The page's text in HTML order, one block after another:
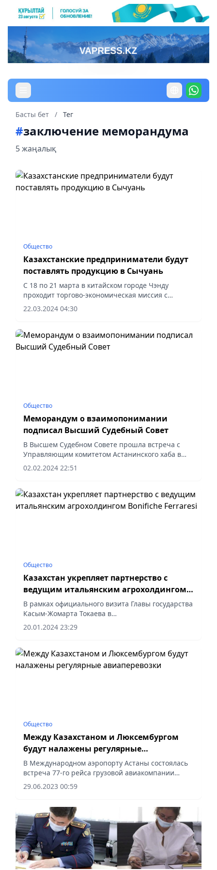
Басты бет / Тег
#заключение меморандума
5 жаңалық
Общество
Казахстанские предприниматели будут
поставлять продукцию в Сычуань
С 18 по 21 марта в китайском городе Чэнду
проходит торгово-экономическая миссия с
участием более 40 казахстанских производителей
товаров. Деловая поездка организована QazTrade
22.03.2024 04:30
Общество
Меморандум о взаимопонимании
подписал Высший Судебный Совет
В Высшем Судебном Совете прошла встреча с
Управляющим комитетом Астанинского хаба в
сфере государственной службы.
02.02.2024 22:51
Общество
Казахстан укрепляет партнерство с
ведущим итальянским агрохолдингом
Bonifiche Ferraresi
В рамках официального визита Главы государства
Касым-Жомарта Токаева в
Итальянскую Республику состоялась
встреча Министра сельского хозяйства
20.01.2024 23:29
Общество
Между Казахстаном и Люксембургом
будут налажены регулярные
авиаперевозки
В Международном аэропорту Астаны состоялась
встреча 77-го рейса грузовой авиакомпании
Cargolux. По международной традиции
прибывший самолет пропустили через водную
29.06.2023 00:59